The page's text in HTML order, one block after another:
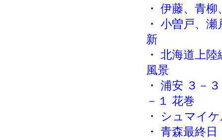
・ 伊藤、青柳
・ 小曽戸、瀬
新
・ 北海道上陸
風景
・ 浦安 ３－
－１ 花巻
・ シュマイ
・ 青森最終